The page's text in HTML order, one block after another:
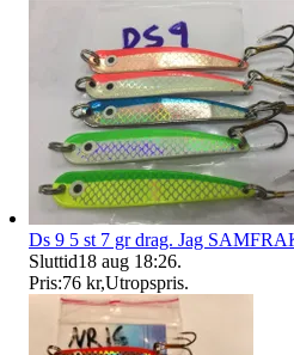
Ds 9 5 st 7 gr drag. Jag
Sluttid18 aug 18:26.
Pris:76 kr,Utropspris.